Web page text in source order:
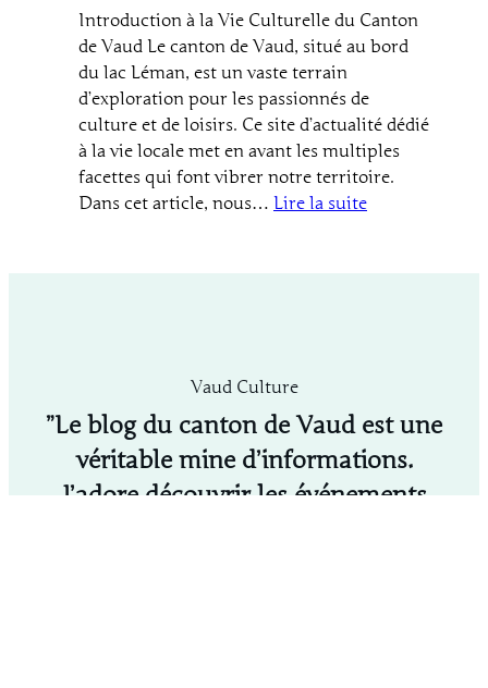
Introduction à la Vie Culturelle du Canton
de Vaud Le canton de Vaud, situé au bord
du lac Léman, est un vaste terrain
d’exploration pour les passionnés de
culture et de loisirs. Ce site d’actualité dédié
à la vie locale met en avant les multiples
facettes qui font vibrer notre territoire.
Dans cet article, nous… Lire la suite:
Événements,
Loisirs
et
Vaud Culture
”Le blog du canton de Vaud est une
véritable mine d’informations.
J’adore découvrir les événements